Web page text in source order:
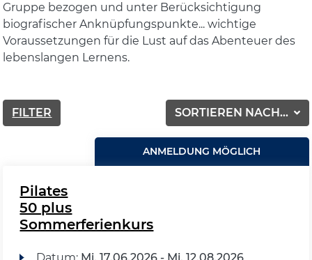
Gruppe bezogen und unter Berücksichtigung
biografischer Anknüpfungspunkte... wichtige
Voraussetzungen für die Lust auf das Abenteuer des
lebenslangen Lernens.
SORTIEREN NACH...
FILTER
ANMELDUNG MÖGLICH
Pilates
50 plus
Sommerferienkurs